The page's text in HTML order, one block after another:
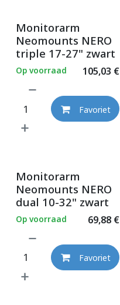
Monitorarm
Neomounts NERO
triple 17-27" zwart
105,03 €
Op voorraad
Favoriet
Monitorarm
Neomounts NERO
dual 10-32" zwart
69,88€
Op voorraad
Favoriet